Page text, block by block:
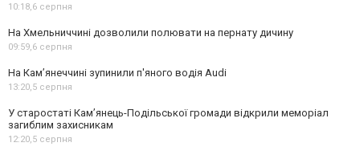
10:18,6 серпня
На Хмельниччині дозволили полювати на пернату дичину
09:59,6 серпня
На Камʼянеччині зупинили п'яного водія Audi
13:20,5 серпня
У старостаті Кам’янець-Подільської громади відкрили меморіал
загиблим захисникам
12:20,5 серпня